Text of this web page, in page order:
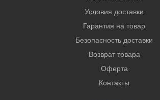
Условия доставки
Гарантия на товар
Безопасность доставки
Возврат товара
Оферта
Контакты